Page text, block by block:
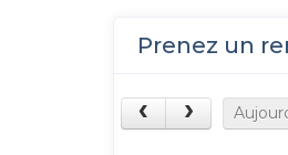
Prenez un